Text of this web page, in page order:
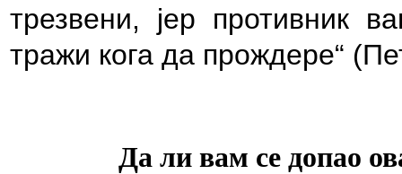
трезвени, јер противник
тражи кога да прождере“
Да ли вам се допао